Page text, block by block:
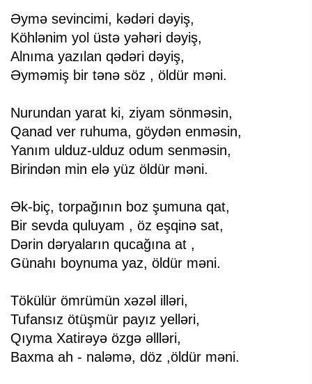
Əymə sevincimi, kədəri dəyiş,
Köhlənim yol üstə yəhəri dəyiş,
Alnıma yazılan qədəri dəyiş,
Əyməmiş bir tənə söz , öldür məni.
Nurundan yarat ki, ziyam sönməsin,
Qanad ver ruhuma, göydən enməsin,
Yanım ulduz-ulduz odum senməsin,
Birindən min elə yüz öldür məni.
Ək-biç, torpağının boz şumuna qat,
Bir sevda quluyam , öz eşqinə sat,
Dərin dəryaların qucağına at ,
Günahı boynuma yaz, öldür məni.
Tökülür ömrümün xəzəl illəri,
Tufansız ötüşmür payız yelləri,
Qıyma Xatirəyə özgə əllləri,
Baxma ah - naləmə, döz ,öldür məni.